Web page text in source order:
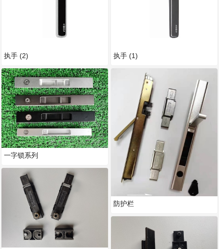
执手 (2)
一字锁系列
执手 (1)
防护栏